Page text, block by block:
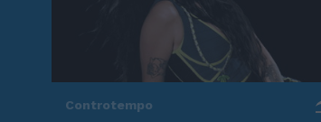
Controtempo